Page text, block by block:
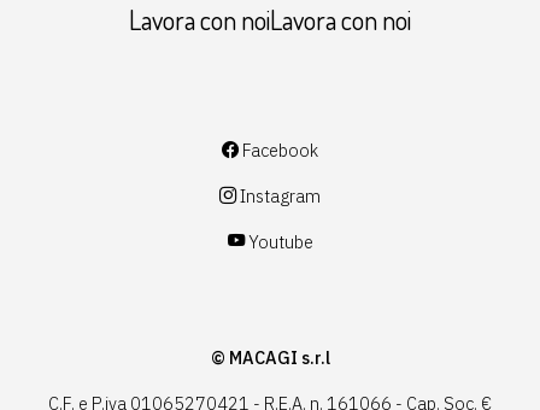
Lavora con noiLavora con noi
Facebook
Instagram
Youtube
© MACAGI s.r.l
C.F. e P.iva 01065270421 - R.E.A. n. 161066 - Cap. Soc. €